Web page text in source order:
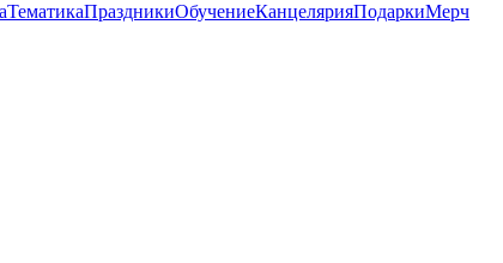
ТематикаПраздникиОбучениеКанцелярияПодаркиМерч